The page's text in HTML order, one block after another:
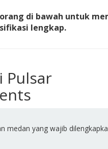
di bawah untuk
lengkap.
Pulsar
medan yang wajib